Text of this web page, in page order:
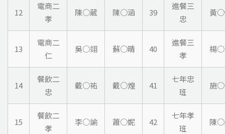
12
電商二
孝
陳○葳 陳○涵 39
進餐三
忠
黃○
13
電商二
仁
吳○翊 蘇○晴 40
進餐三
孝
楊○
14
餐飲二
忠
戴○祐 戴○煌 41
七年忠
班
施
15
餐飲二
孝
李○諭 蕭○妮 42
七年孝
班
陳